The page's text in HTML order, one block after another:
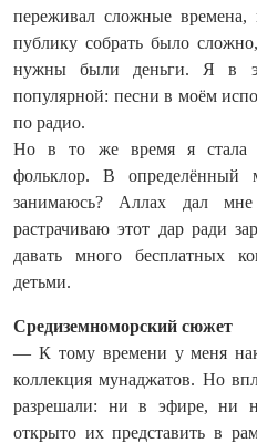
переживал сложные времена,
публику собрать было
нужны были деньги. Я в
популярной: песни в моём
по радио.
Но в то же время я стала
фольклор. В определённый
занимаюсь? Аллах дал
растрачиваю этот дар ради
давать много бесплатных
детьми.
Средиземноморский сюжет
— К тому времени у меня
коллекция мунаджатов. Но
разрешали: ни в эфире, ни
открыто их представить в